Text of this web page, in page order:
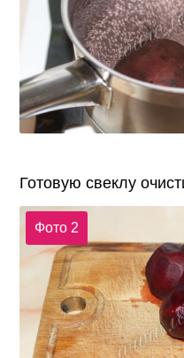
Готовую свеклу
Фото 2